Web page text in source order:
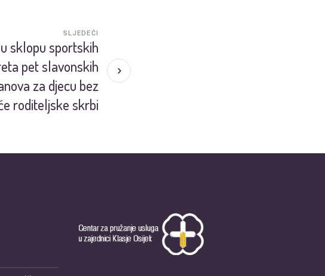
sklopu sportskih
pet slavonskih
za djecu bez
roditeljske skrbi
SLJEDEĆI